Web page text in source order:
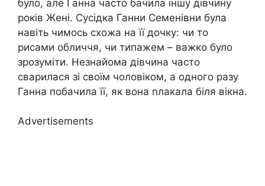
було, але Ганна часто бачила іншу дівчину
років Жені. Сусідка Ганни Семенівни була
навіть чимось схожа на її дочку: чи то
рисами обличчя, чи типажем – важко було
зрозуміти. Незнайома дівчина часто
сварилася зі своїм чоловіком, а одного разу
Ганна побачила її, як вона nлакала біля вікна.
Advertisements